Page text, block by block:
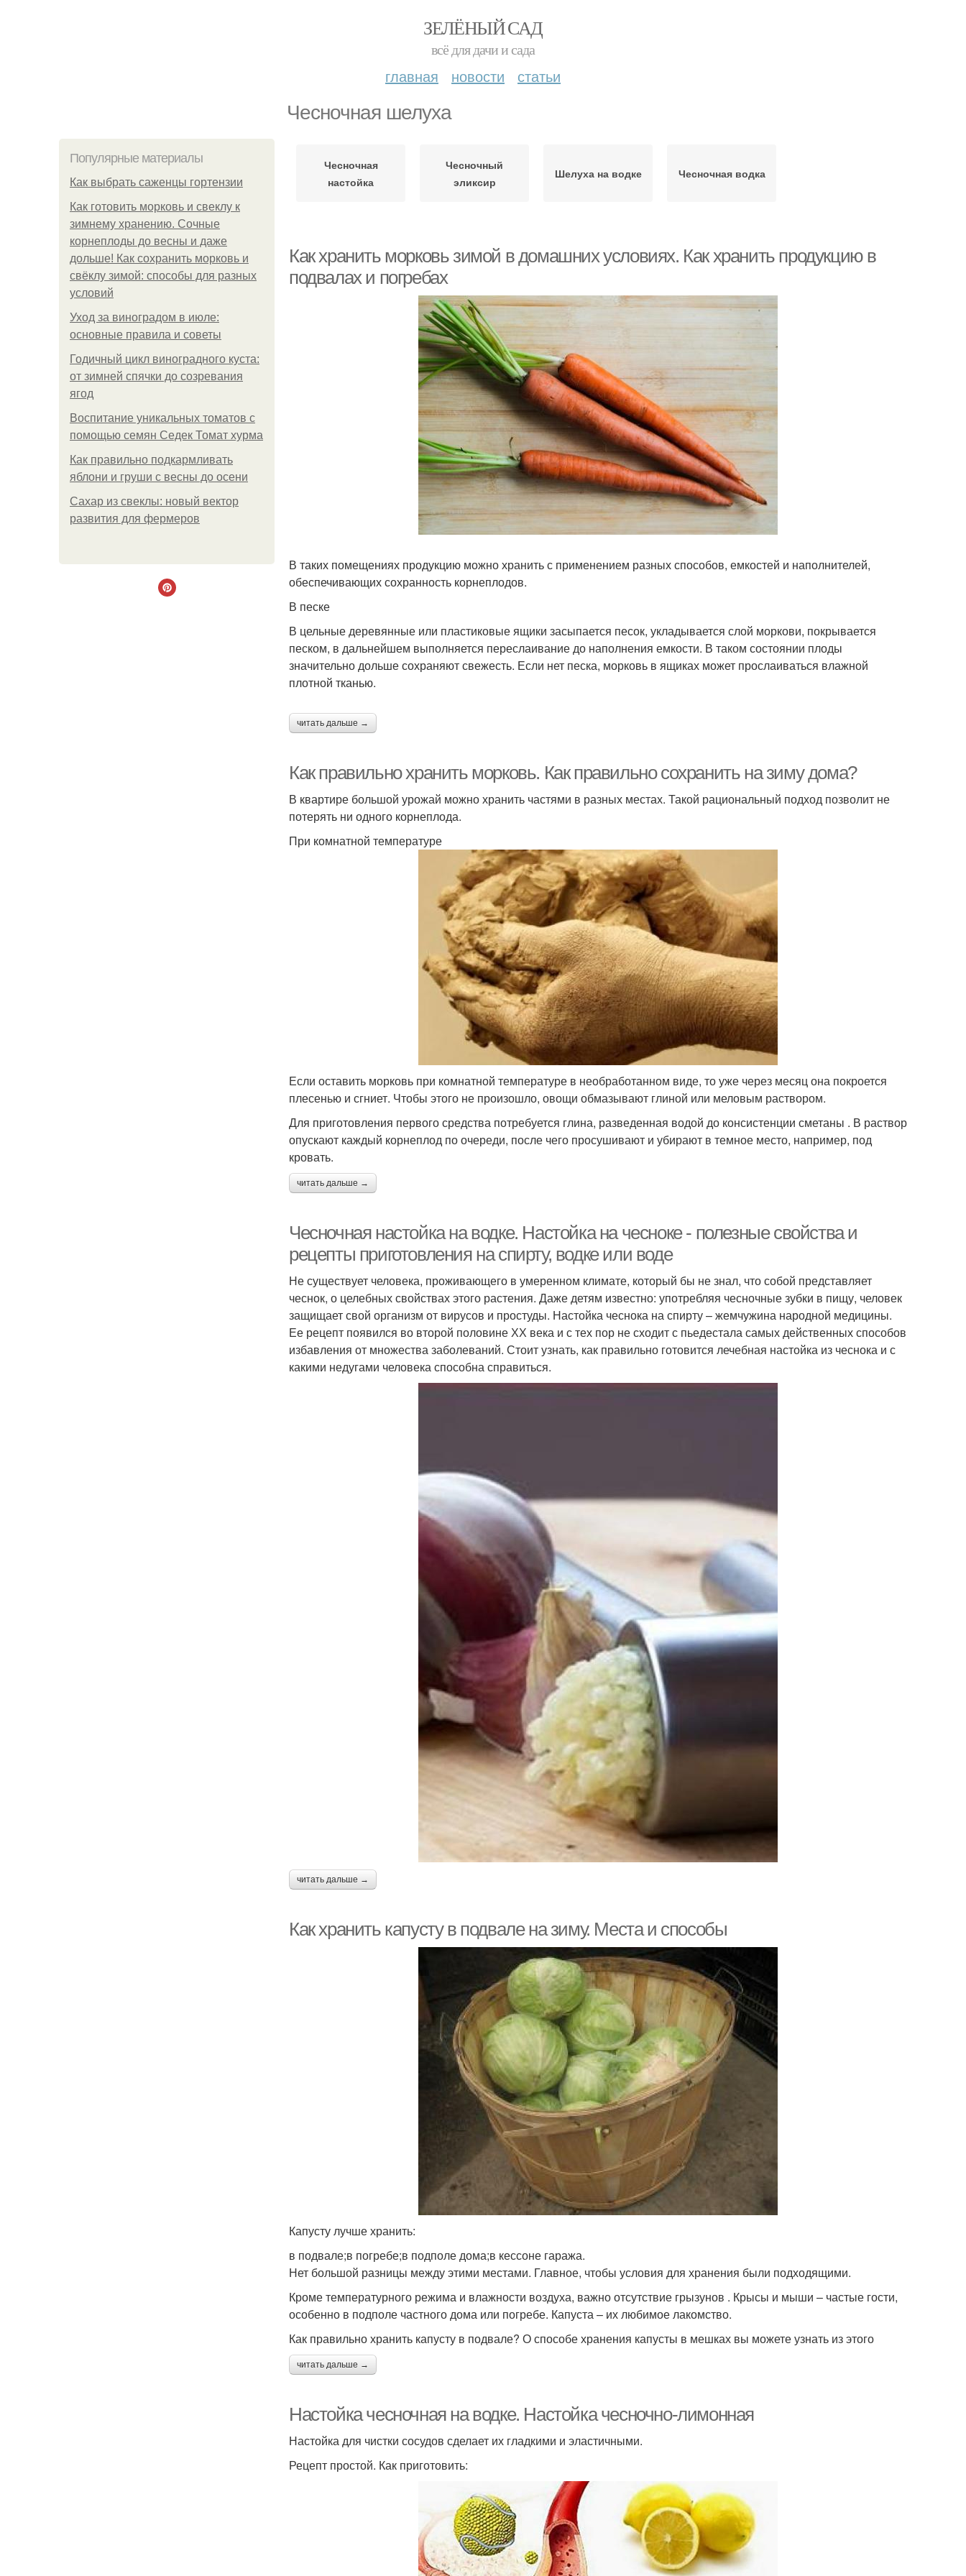
ЗЕЛЁНЫЙ САД
всё для дачи и сада
главная новости статьи
Чесночная шелуха
Популярные материалы
Как выбрать саженцы гортензии
Как готовить морковь и свеклу к
зимнему хранению. Сочные
корнеплоды до весны и даже
дольше! Как сохранить морковь и
свёклу зимой: способы для разных
условий
Уход за виноградом в июле:
основные правила и советы
Годичный цикл виноградного куста:
от зимней спячки до созревания
ягод
Воспитание уникальных томатов с
помощью семян Седек Томат хурма
Как правильно подкармливать
яблони и груши с весны до осени
Сахар из свеклы: новый вектор
развития для фермеров
Чесночная
настойка
Чесночный
эликсир
Шелуха на водке Чесночная водка
Как хранить морковь зимой в домашних условиях. Как хранить продукцию в
подвалах и погребах
В таких помещениях продукцию можно хранить с применением разных способов, емкостей и наполнителей,
обеспечивающих сохранность корнеплодов.
В песке
В цельные деревянные или пластиковые ящики засыпается песок, укладывается слой моркови, покрывается
песком, в дальнейшем выполняется переслаивание до наполнения емкости. В таком состоянии плоды
значительно дольше сохраняют свежесть. Если нет песка, морковь в ящиках может прослаиваться влажной
плотной тканью.
читать дальше →
Как правильно хранить морковь. Как правильно сохранить на зиму дома?
В квартире большой урожай можно хранить частями в разных местах. Такой рациональный подход позволит не
потерять ни одного корнеплода.
При комнатной температуре
Если оставить морковь при комнатной температуре в необработанном виде, то уже через месяц она покроется
плесенью и сгниет. Чтобы этого не произошло, овощи обмазывают глиной или меловым раствором.
Для приготовления первого средства потребуется глина, разведенная водой до консистенции сметаны . В раствор
опускают каждый корнеплод по очереди, после чего просушивают и убирают в темное место, например, под
кровать.
читать дальше →
Чесночная настойка на водке. Настойка на чесноке - полезные свойства и
рецепты приготовления на спирту, водке или воде
Не существует человека, проживающего в умеренном климате, который бы не знал, что собой представляет
чеснок, о целебных свойствах этого растения. Даже детям известно: употребляя чесночные зубки в пищу, человек
защищает свой организм от вирусов и простуды. Настойка чеснока на спирту – жемчужина народной медицины.
Ее рецепт появился во второй половине ХХ века и с тех пор не сходит с пьедестала самых действенных способов
избавления от множества заболеваний. Стоит узнать, как правильно готовится лечебная настойка из чеснока и с
какими недугами человека способна справиться.
читать дальше →
Как хранить капусту в подвале на зиму. Места и способы
Капусту лучше хранить:
в подвале;в погребе;в подполе дома;в кессоне гаража.
Нет большой разницы между этими местами. Главное, чтобы условия для хранения были подходящими.
Кроме температурного режима и влажности воздуха, важно отсутствие грызунов . Крысы и мыши – частые гости,
особенно в подполе частного дома или погребе. Капуста – их любимое лакомство.
Как правильно хранить капусту в подвале? О способе хранения капусты в мешках вы можете узнать из этого
читать дальше →
Настойка чесночная на водке. Настойка чесночно-лимонная
Настойка для чистки сосудов сделает их гладкими и эластичными.
Рецепт простой. Как приготовить: